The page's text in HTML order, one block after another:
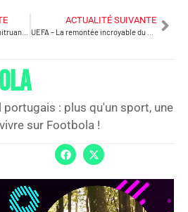
ACTUALITÉ SUIVANTE
: plus qu'un sport, une
sur Footbola !